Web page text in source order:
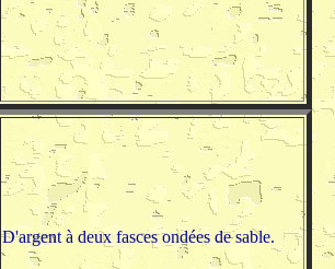
D'argent à deux fasces ondées de sable.